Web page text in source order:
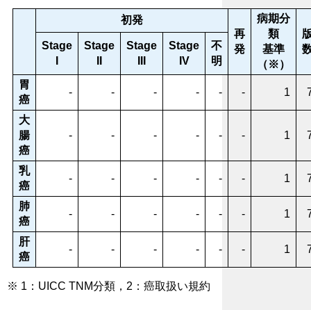
初発
再
発
病期分
類
基準
（※）
Stage
Stage
Stage
Stage
IV
不
明
胃
癌
- - - - - - 1
大
腸
癌
- - - - - - 1
乳
癌
- - - - - - 1
肺
癌
- - - - - - 1
肝
癌
- - - - - - 1
※ 1：UICC TNM分類，2：癌取扱い規約